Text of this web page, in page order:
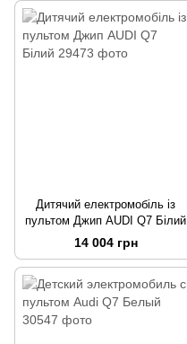
Дитячий електромобіль із
пультом Джип AUDI Q7 Білий
14 004 грн